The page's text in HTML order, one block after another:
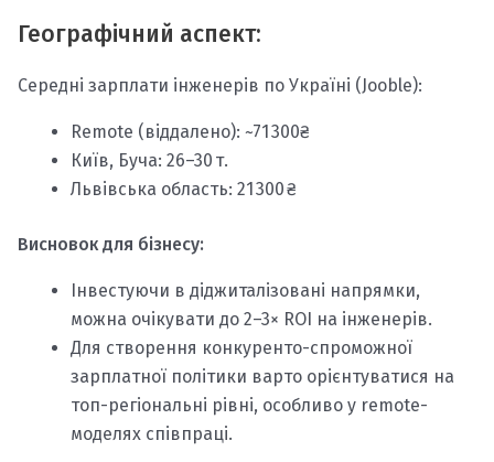
Географічний аспект:
Середні зарплати інженерів по Україні (Jooble):
Remote (віддалено): ~71 300₴
Київ, Буча: 26–30 т.
Львівська область: 21 300 ₴
Висновок для бізнесу:
Інвестуючи в діджиталізовані напрямки,
можна очікувати до 2–3× ROI на інженерів.
Для створення конкуренто-спроможної
зарплатної політики варто орієнтуватися на
топ-регіональні рівні, особливо у remote-
моделях співпраці.